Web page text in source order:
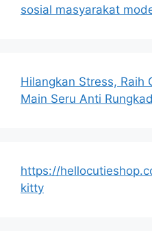
sosial masyarakat
Hilangkan Stress, Raih
Main Seru Anti
https://
kitty